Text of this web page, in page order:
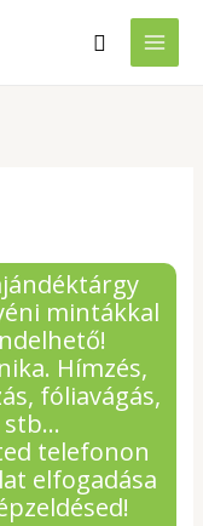
Search
mintákkal
Hímzés,
fóliavágás,
stb…
telefonon
elfogadása